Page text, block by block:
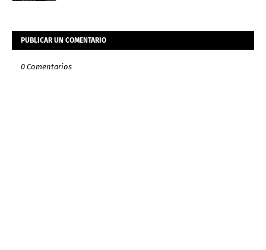
PUBLICAR UN COMENTARIO
0 Comentarios